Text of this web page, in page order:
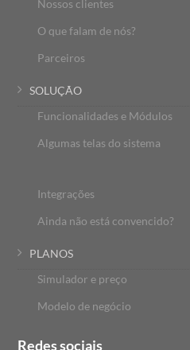
Nossos clientes
O que falam de nós?
Parceiros
SOLUÇÃO
Funcionalidades e Módulos
Algumas telas do sistema
Integrações
Ainda não está convencido?
PLANOS
Simulador e preço
Modelo de negócio
Redes sociais